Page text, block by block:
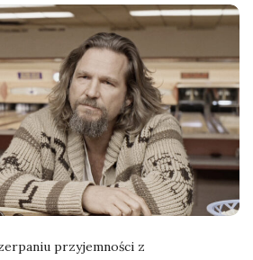
przyjemności z